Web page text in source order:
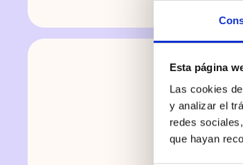
Esta página
Las cookies
y analizar el
redes
que hayan